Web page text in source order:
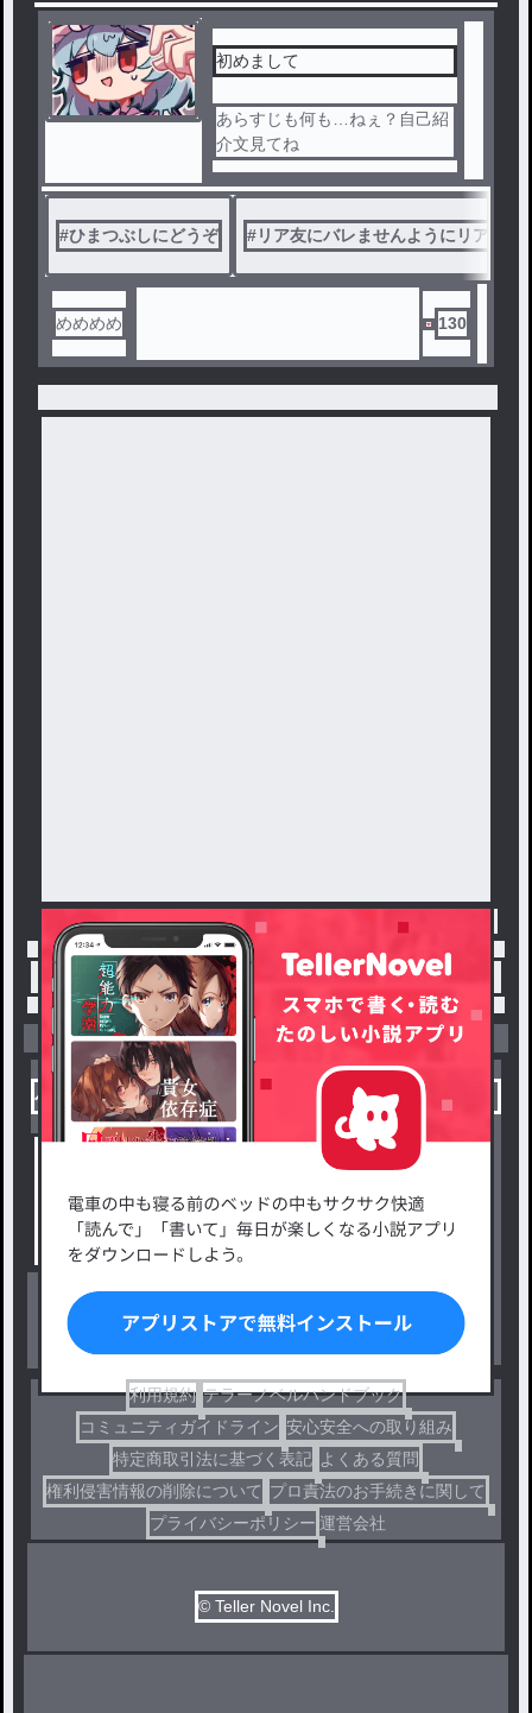
初めまして
あらすじも何も…ねぇ？自己紹
介文見てね
#ひまつぶしにどうぞ #リア友にバレませんようにリア友
めめめめ 130
トップ 「めめめめ」最新作：初めまして
小説を探す
小説コンテスト応募・公募
出版・メディアミックス作品
ジャンルから探す
恋愛・ロマンス
ファンタジー・異世界・SF
ドラマ
利用規約 テラーノベルハンドブック
コミュニティガイドライン 安心安全への取り組み
特定商取引法に基づく表記 よくある質問
権利侵害情報の削除について プロ責法のお手続きに関して
プライバシーポリシー 運営会社
© Teller Novel Inc.